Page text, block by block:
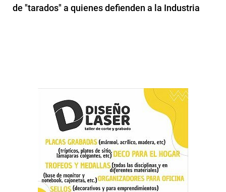
de "tarados" a quienes defienden a la Industria